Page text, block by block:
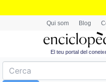
Qui som Blog
El teu portal del